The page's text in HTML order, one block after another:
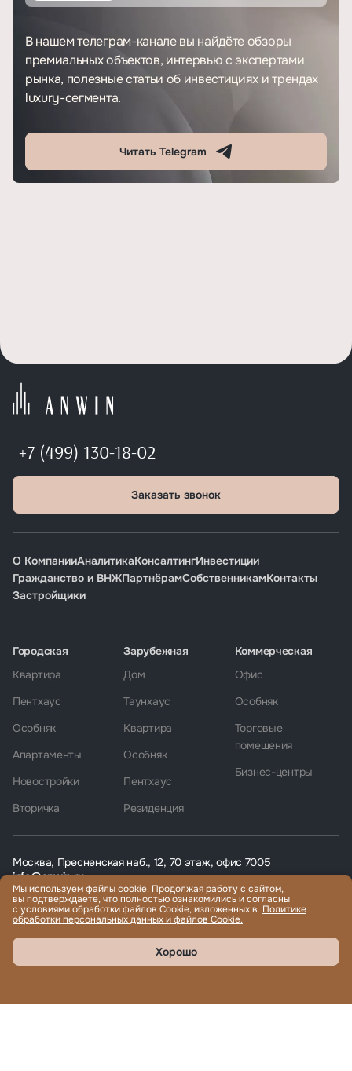
В нашем телеграм-канале вы найдёте обзоры
премиальных объектов, интервью с экспертами
рынка, полезные статьи об инвестициях и трендах
luxury-сегмента.
Читать Telegram
+7 (499) 130-18-02
Заказать звонок
О КомпанииАналитикаКонсалтингИнвестиции
Гражданство и ВНЖПартнёрамСобственникамКонтакты
Застройщики
Москва, Пресненская наб., 12, 70 этаж, офис 7005
info@anwin.ru
Городская
Квартира
Пентхаус
Особняк
Апартаменты
Новостройки
Вторичка
Зарубежная
Дом
Таунхаус
Квартира
Особняк
Пентхаус
Резиденция
Коммерческая
Офис
Особняк
Торговые
помещения
Бизнес-центры
Мы используем файлы cookie. Продолжая работу с сайтом,
вы подтверждаете, что полностью ознакомились и согласны
с условиями обработки файлов Cookie, изложенных в Политике
обработки персональных данных и файлов Cookie.
Хорошо